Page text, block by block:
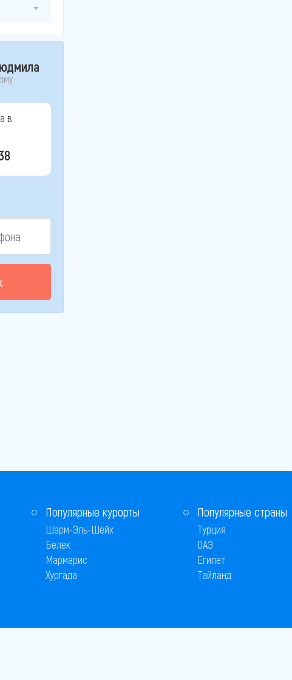
в
Популярные курорты
Шарм-Эль-Шейх
Белек
Мармарис
Хургада
Популярные страны
Турция
ОАЭ
Египет
Тайланд